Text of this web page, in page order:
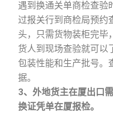
遇到换通关单商检查验
过报关行到商检局预约
头，只需货物装柜完毕
货人到现场查验就可以
包装性能和生产批号。
据。
3、外地货主在厦出口
换证凭单在厦报检。